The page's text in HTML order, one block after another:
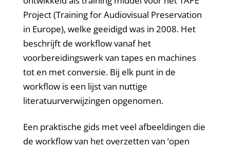
Project (Training for Audiovisual Preservation
in Europe), welke geeidigd was in 2008. Het
beschrijft de workflow vanaf het
voorbereidingswerk van tapes en machines
tot en met conversie. Bij elk punt in de
workflow is een lijst van nuttige
literatuurverwijzingen opgenomen.
Een praktische gids met veel afbeeldingen die
de workflow van het overzetten van ‘open